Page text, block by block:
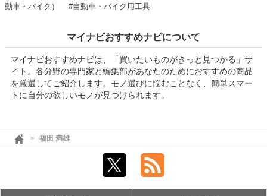
動車・バイク）
#自動車・バイク用工具
マイナビおすすめナビについて
マイナビおすすめナビは、「買いたいものがきっと見つかる」サ
イト。各分野の専門家と編集部があなたのためにおすすめの商品
を厳選してご紹介します。モノ選びに悩むことなく、簡単スマー
トに自分の欲しいモノが見つけられます。
福田 満雄